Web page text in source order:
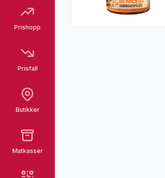
Prishopp
Prisfall
Butikker
Matkasser